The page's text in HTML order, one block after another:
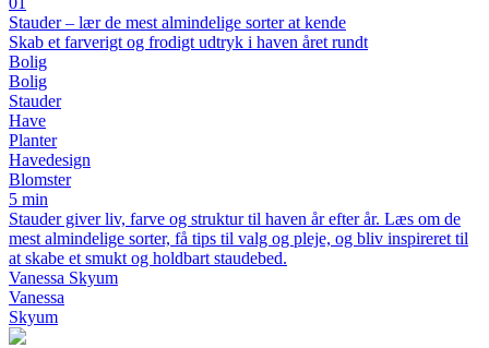
Stauder – lær de mest almindelige sorter at kende
Skab et farverigt og frodigt udtryk i haven året rundt
Bolig
Bolig
Stauder
Have
Planter
Havedesign
Blomster
5 min
Stauder giver liv, farve og struktur til haven år efter år. Læs om de
mest almindelige sorter, få tips til valg og pleje, og bliv inspireret til
at skabe et smukt og holdbart staudebed.
Vanessa Skyum
Vanessa
Skyum